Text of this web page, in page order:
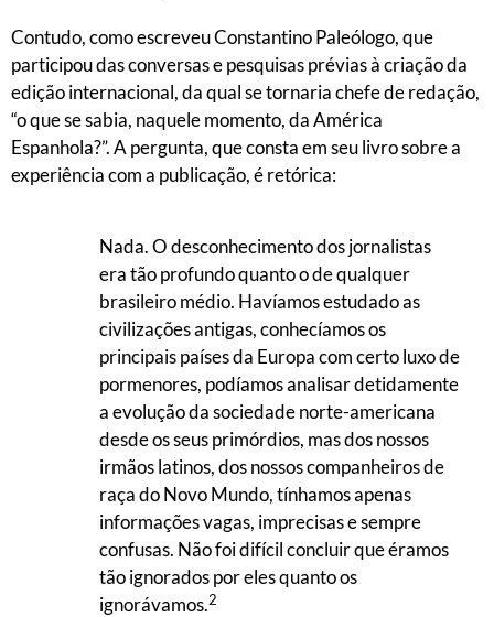
Contudo, como escreveu Constantino Paleólogo, que
participou das conversas e pesquisas prévias à criação da
edição internacional, da qual se tornaria chefe de redação,
“o que se sabia, naquele momento, da América
Espanhola?”. A pergunta, que consta em seu livro sobre a
experiência com a publicação, é retórica:
Nada. O desconhecimento dos jornalistas
era tão profundo quanto o de qualquer
brasileiro médio. Havíamos estudado as
civilizações antigas, conhecíamos os
principais países da Europa com certo luxo de
pormenores, podíamos analisar detidamente
a evolução da sociedade norte-americana
desde os seus primórdios, mas dos nossos
irmãos latinos, dos nossos companheiros de
raça do Novo Mundo, tínhamos apenas
informações vagas, imprecisas e sempre
confusas. Não foi difícil concluir que éramos
tão ignorados por eles quanto os
ignorávamos.2